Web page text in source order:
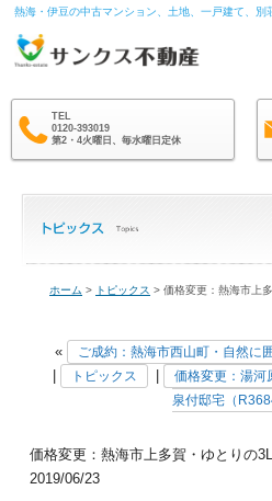
熱海・伊豆の中古マンション、土地、一戸建て、別
TEL
0120-393019
第2・4火曜日、毎水曜日定休
ホーム > トピックス > 価格変更：熱海市上
« ご成約：熱海市西山町・自然に
トピックス
価格変更：湯河
泉付邸宅（
価格変更：熱海市上多賀・ゆとりの
2019/06/23